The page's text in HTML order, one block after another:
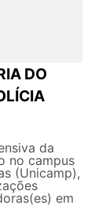
DO
da
no campus
(Unicamp),
em